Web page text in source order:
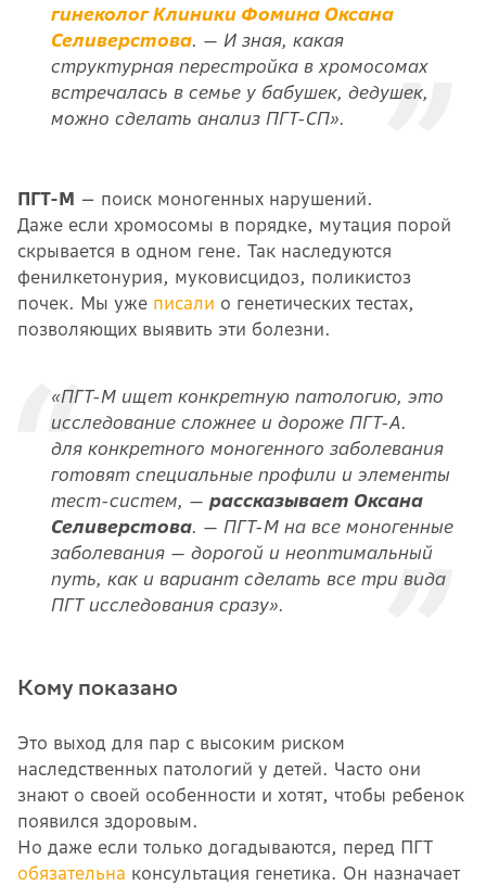
гинеколог Клиники Фомина Оксана
Селиверстова. — И зная, какая
структурная перестройка в хромосомах
встречалась в семье у бабушек, дедушек,
можно сделать анализ ПГТ-СП».
ПГТ-М — поиск моногенных нарушений.
Даже если хромосомы в порядке, мутация порой
скрывается в одном гене. Так наследуются
фенилкетонурия, муковисцидоз, поликистоз
почек. Мы уже писали о генетических тестах,
позволяющих выявить эти болезни.
«ПГТ-М ищет конкретную патологию, это
исследование сложнее и дороже ПГТ-А.
для конкретного моногенного заболевания
готовят специальные профили и элементы
тест-систем, — рассказывает Оксана
Селиверстова. — ПГТ-М на все моногенные
заболевания — дорогой и неоптимальный
путь, как и вариант сделать все три вида
ПГТ исследования сразу».
Кому показано
Это выход для пар с высоким риском
наследственных патологий у детей. Часто они
знают о своей особенности и хотят, чтобы ребенок
появился здоровым.
Но даже если только догадываются, перед ПГТ
обязательна консультация генетика. Он назначает